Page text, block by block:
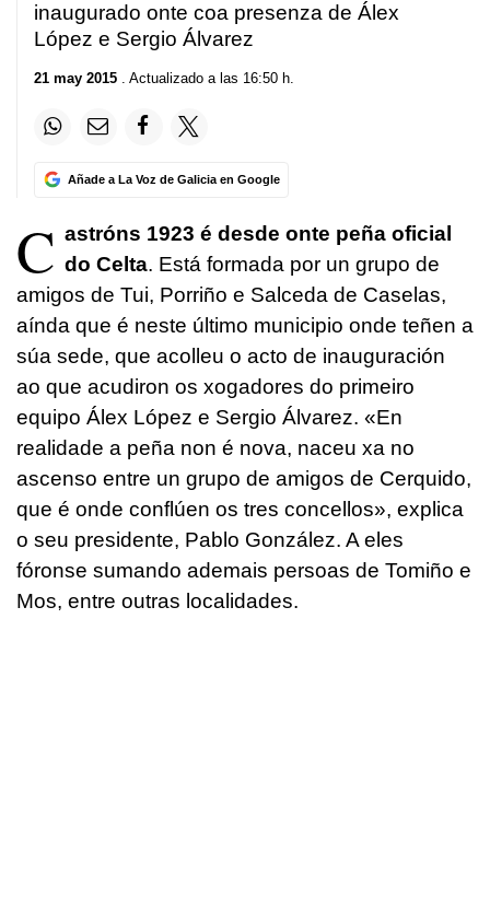
inaugurado onte coa presenza de Álex
López e Sergio Álvarez
21 may 2015 . Actualizado a las 16:50 h.
Añade a La Voz de Galicia en Google
C astróns 1923 é desde onte peña oficial
do Celta. Está formada por un grupo de
amigos de Tui, Porriño e Salceda de Caselas,
aínda que é neste último municipio onde teñen a
súa sede, que acolleu o acto de inauguración
ao que acudiron os xogadores do primeiro
equipo Álex López e Sergio Álvarez. «En
realidade a peña non é nova, naceu xa no
ascenso entre un grupo de amigos de Cerquido,
que é onde conflúen os tres concellos», explica
o seu presidente, Pablo González. A eles
fóronse sumando ademais persoas de Tomiño e
Mos, entre outras localidades.